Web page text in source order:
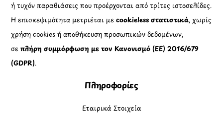
ή τυχόν παραβιάσεις που προέρχονται από τρίτες ιστοσελίδες.
Η επισκεψιμότητα μετριέται μεcookieless στατιστικά, χωρίς
χρήση cookies ή αποθήκευση προσωπικών δεδομένων,
σεπλήρη συμμόρφωση με τον Κανονισμό (ΕΕ) 2016/679
(GDPR).
Πληροφορίες
Εταιρικά Στοιχεία